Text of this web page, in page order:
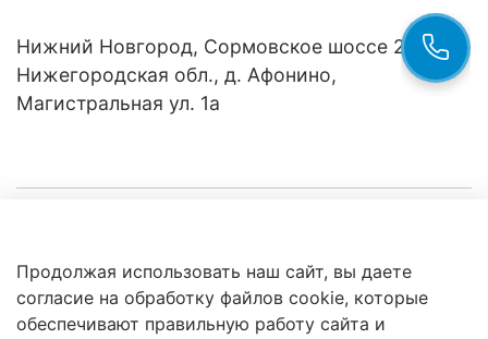
Клиентам
Нижний Новгород, Сормовское шоссе 24/36
Нижегородская обл., д. Афонино,
Магистральная ул. 1а
Продолжая использовать наш сайт, вы даете
согласие на обработку файлов cookie, которые
обеспечивают правильную работу сайта и
обработки